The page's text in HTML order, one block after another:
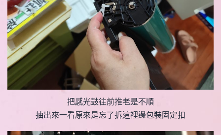
把感光鼓往前推老是不順
抽出來一看原來是忘了拆這裡邊包裝固定扣